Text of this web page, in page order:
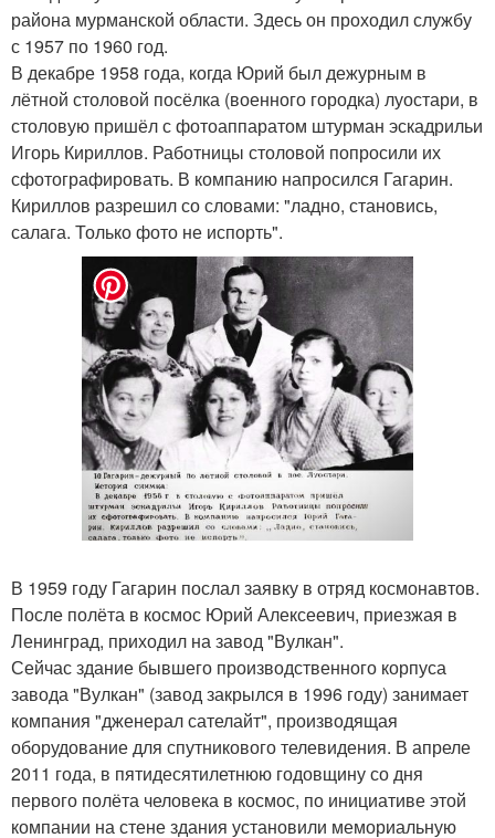
района мурманской области. Здесь он проходил службу
с 1957 по 1960 год.
В декабре 1958 года, когда Юрий был дежурным в
лётной столовой посёлка (военного городка) луостари, в
столовую пришёл с фотоаппаратом штурман эскадрильи
Игорь Кириллов. Работницы столовой попросили их
сфотографировать. В компанию напросился Гагарин.
Кириллов разрешил со словами: "ладно, становись,
салага. Только фото не испорть".
В 1959 году Гагарин послал заявку в отряд космонавтов.
После полёта в космос Юрий Алексеевич, приезжая в
Ленинград, приходил на завод "Вулкан".
Сейчас здание бывшего производственного корпуса
завода "Вулкан" (завод закрылся в 1996 году) занимает
компания "дженерал сателайт", производящая
оборудование для спутникового телевидения. В апреле
2011 года, в пятидесятилетнюю годовщину со дня
первого полёта человека в космос, по инициативе этой
компании на стене здания установили мемориальную